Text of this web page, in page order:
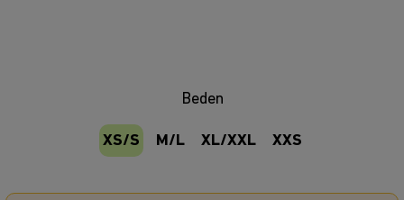
Beden
XS/S M/L XL/XXL XXS